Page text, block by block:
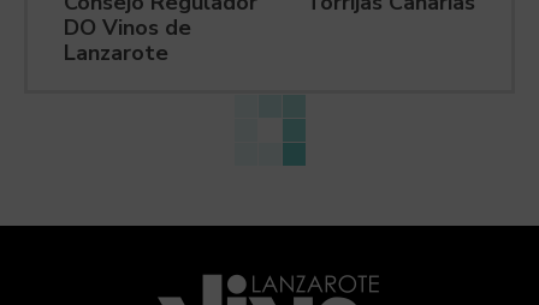
DO Vinos de
Lanzarote